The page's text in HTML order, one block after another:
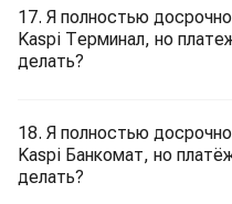
17. Я полностью
Kaspi Терминал, но
делать?
18. Я полностью
Kaspi Банкомат, но
делать?